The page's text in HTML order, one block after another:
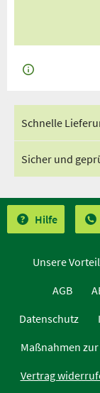
Schnelle
Sicher und
Hilfe
Unsere
AGB
Datenschutz
Maßnahmen
Vertrag